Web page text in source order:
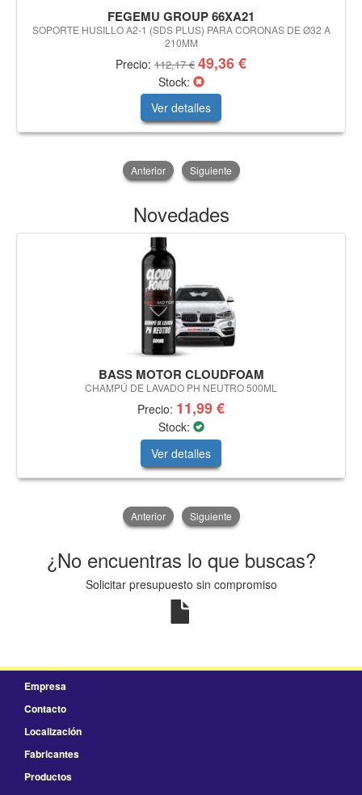
FEGEMU GROUP 66XA21
SOPORTE HUSILLO A2-1 (SDS PLUS) PARA CORONAS DE Ø32 A
210MM
Precio: 112,17 € 49,36 €
Stock:
Ver detalles
Anterior Siguiente
Novedades
BASS MOTOR CLOUDFOAM
CHAMPÚ DE LAVADO PH NEUTRO 500ML
Precio: 11,99 €
Stock:
Ver detalles
Anterior Siguiente
¿No encuentras lo que buscas?
Solicitar presupuesto sin compromiso
Empresa
Contacto
Localización
Fabricantes
Productos